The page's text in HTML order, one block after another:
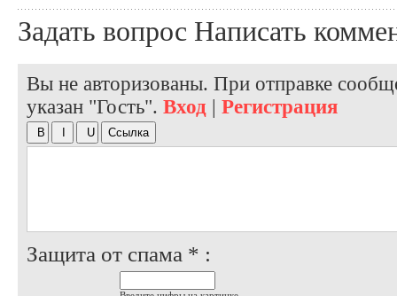
Задать вопрос Написать
Вы не авторизованы. При отправке
указан "Гость". Вход | Регистрация
Защита от спама * :